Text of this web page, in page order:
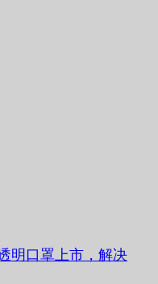
明口罩上市，解决